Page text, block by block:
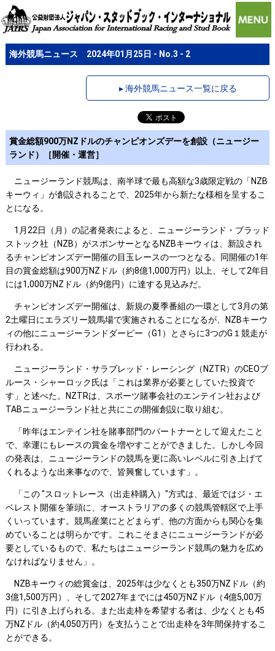
海外競馬ニュース 2024年01月25日 - No.3 - 2
▸ 海外競馬ニュース一覧に戻る
賞金総額900万NZドルのチャンピオンズデーを創設（ニュージー
ランド）［開催・運営］
ニュージーランド競馬は、南半球で最も高額な3歳限定戦の「NZB
キーウィ」が創設されることで、2025年から新たな様相を呈するこ
とになる。
1月22日（月）の記者発表によると、ニュージーランド・ブラッド
ストック社（NZB）がスポンサーとなるNZBキーウィは、新設され
るチャンピオンズデー開催の目玉レースの一つとなる。同開催の1年
目の賞金総額は900万NZドル（約8億1,000万円）以上、そして2年目
には1,000万NZドル（約9億円）に達する見込みだ。
チャンピオンズデー開催は、新規の夏季番組の一環として3月の第
2土曜日にエラズリー競馬場で実施されることになるが、NZBキーウ
ィの他にニュージーランドダービー（G1）とさらに3つのG１競走が
行われる。
ニュージーランド・サラブレッド・レーシング（NZTR）のCEOブ
ルース・シャーロック氏は「これは業界が必要としていた投資で
す」と述べた。NZTRは、スポーツ賭事会社のエンテイン社および
TABニュージーランド社と共にこの開催創設に取り組む。
「昨年はエンテイン社を賭事部門のパートナーとして迎えたこと
で、幸運にもレースの賞金を増やすことができました。しかし今回
の発表は、ニュージーランドの競馬を更に高いレベルに引き上げて
くれるような出来事なので、皆興奮しています」。
「この "スロットレース（出走枠購入）"方式は、最近ではジ・エ
ベレスト開催を筆頭に、オーストラリアの多くの競馬管轄区で上手
くいっています。競馬産業にとどまらず、他の方面からも関心を集
めていることは明らかです。これこそまさにニュージーランドが必
要としているもので、私たちはニュージーランド競馬の魅力を広め
なければなりません」。
NZBキーウィの総賞金は、2025年は少なくとも350万NZドル（約
3億1,500万円）、そして2027年までには450万NZドル（4億5,00万
円）に引き上げられる。また出走枠を希望する者は、少なくとも45
万NZドル（約4,050万円）を支払うことで出走枠を3年間保持するこ
とができる。